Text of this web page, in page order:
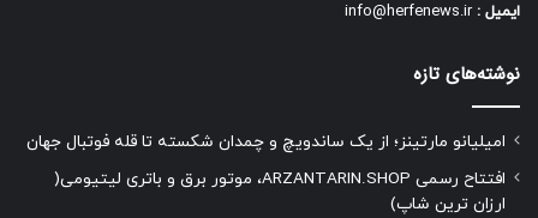
ایمیل : info@herfenews.ir
نوشته‌های تازه
امیلیانو مارتینز؛ از یک ساندویچ و چمدان شکسته تا قله فوتبال جهان
افتتاح رسمی ARZANTARIN.SHOP، موتور برق و باتری لیتیومی(
ارزان ترین شاپ)